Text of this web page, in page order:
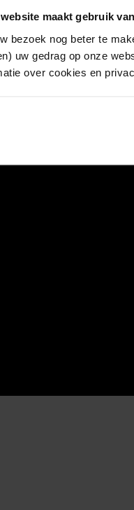
website maakt gebruik
bezoek nog beter te
uw gedrag op onze
over cookies en